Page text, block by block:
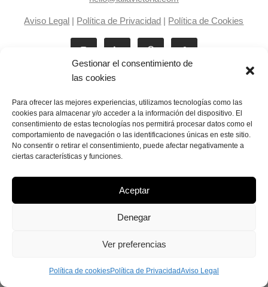
Gestionar el consentimiento de
las cookies
Para ofrecer las mejores experiencias, utilizamos tecnologías como las
cookies para almacenar y/o acceder a la información del dispositivo. El
consentimiento de estas tecnologías nos permitirá procesar datos como el
comportamiento de navegación o las identificaciones únicas en este sitio.
No consentir o retirar el consentimiento, puede afectar negativamente a
ciertas características y funciones.
Aceptar
Denegar
Ver preferencias
Política de cookiesPolítica de PrivacidadAviso Legal
Aviso Legal | Política de Privacidad | Política de Cookies
Laila Victoria © copyright 2025